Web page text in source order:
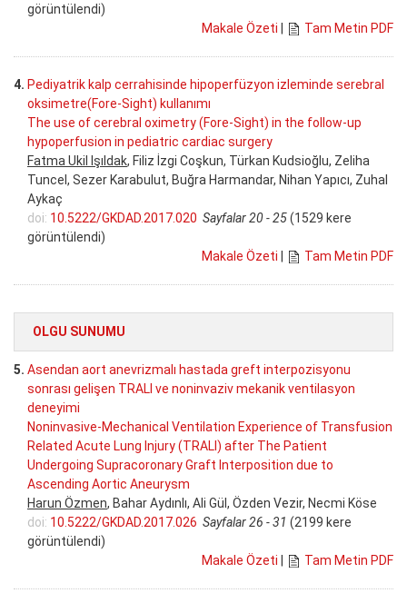
görüntülendi)
Makale Özeti | Tam Metin PDF
4. Pediyatrik kalp cerrahisinde hipoperfüzyon izleminde serebral
oksimetre(Fore-Sight) kullanımı
The use of cerebral oximetry (Fore-Sight) in the follow-up
hypoperfusion in pediatric cardiac surgery
Fatma Ukil Işıldak, Filiz İzgi Coşkun, Türkan Kudsioğlu, Zeliha
Tuncel, Sezer Karabulut, Buğra Harmandar, Nihan Yapıcı, Zuhal
Aykaç
doi: 10.5222/GKDAD.2017.020 Sayfalar 20 - 25(1529 kere
görüntülendi)
Makale Özeti | Tam Metin PDF
OLGU SUNUMU
5. Asendan aort anevrizmalı hastada greft interpozisyonu
sonrası gelişen TRALI ve noninvaziv mekanik ventilasyon
deneyimi
Noninvasive-Mechanical Ventilation Experience of Transfusion
Related Acute Lung Injury (TRALI) after The Patient
Undergoing Supracoronary Graft Interposition due to
Ascending Aortic Aneurysm
Harun Özmen, Bahar Aydınlı, Ali Gül, Özden Vezir, Necmi Köse
doi: 10.5222/GKDAD.2017.026 Sayfalar 26 - 31 (2199 kere
görüntülendi)
Makale Özeti | Tam Metin PDF